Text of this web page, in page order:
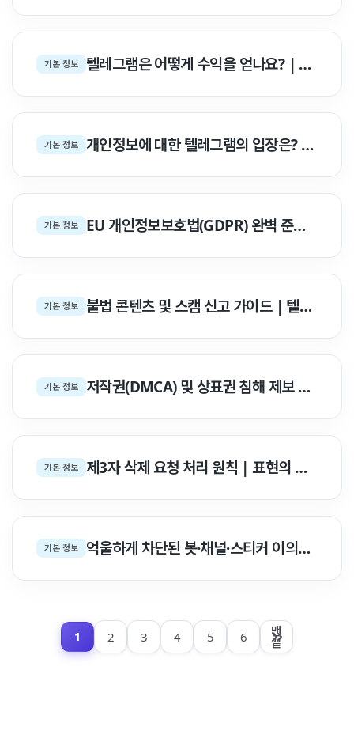
기본 정보 텔레그램은 어떻게 수익을 얻나요? | 지속 가능한 4대 수익 아키텍처 백서
기본 정보 개인정보에 대한 텔레그램의 입장은? | 인터넷 프라이버시 2대 핵심 철학 백서
기본 정보 EU 개인정보보호법(GDPR) 완벽 준수 | 텔레그램 데이터 권리 & @GDPRbot 백서
기본 정보 불법 콘텐츠 및 스캠 신고 가이드 | 텔레그램 모더레이션 & abuse@ 신고 백서
기본 정보 저작권(DMCA) 및 상표권 침해 제보 | dmca@telegram.org 접수 백서
기본 정보 제3자 삭제 요청 처리 원칙 | 표현의 자유 & 정치 검열 거부 백서
기본 정보 억울하게 차단된 봇·채널·스티커 이의신청 가이드 | abuse@ & dmca@ 소명 백서
1 2 3 4 5 6 맨
끝